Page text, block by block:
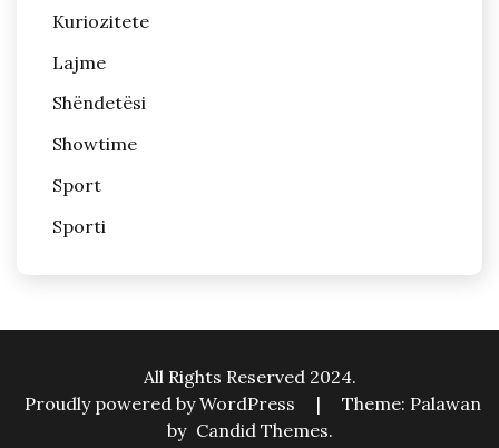
Kuriozitete
Lajme
Shëndetësi
Showtime
Sport
Sporti
All Rights Reserved 2024.
Proudly powered by WordPress
|
Theme: Palawan
by Candid Themes.